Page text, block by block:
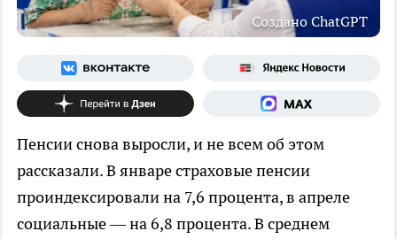
Создано ChatGPT
Пенсии снова выросли, и не всем об этом
рассказали. В январе страховые пенсии
проиндексировали на 7,6 процента, в апреле
социальные — на 6,8 процента. В среднем